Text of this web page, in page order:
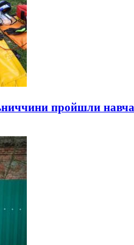
пройшли